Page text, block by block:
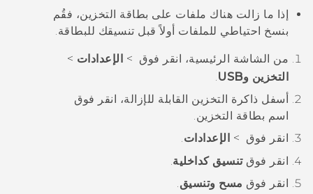
إذا ما زالت هناك ملفات على بطاقة التخزين، فقُم
بنسخ احتياطي للملفات أولاً قبل تنسيقك للبطاقة.
من الشاشة الرئيسية، انقر فوق > الإعدادات >
التخزين وUSB
أسفل ذاكرة التخزين القابلة للإزالة، انقر فوق
اسم بطاقة التخزين.
انقر فوق > الإعدادات
انقر فوقتنسيق كداخلية.
انقر فوق مسح وتنسيق.